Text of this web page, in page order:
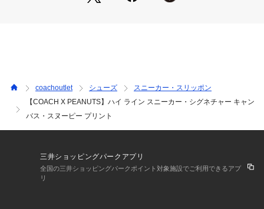
※総柄の柄の出方は、画像と若干異なることがございます。
メンズ サイズ目安
7：25cm相当／7.5：25.5cm相当／8：26cm相当／8.5：26.5
cm相当／9：27cm相当／9.5：27.5cm相当／10：28cm相当
※デザインによって異なる場合がございます。
【COACHについて】コーチは80年以上の歴史を誇るライフス
タイルブランドです。ジェンダーレスに使えるデザインも豊富
に揃えており、バッグ、財布、革小物、シューズ、ウェア、な
coachoutlet シューズ
スニーカー・スリッポン
【COACH X PEANUTS】ハイ ライン スニーカー・シグネチャー キャン
バス・スヌーピー プリント
三井ショッピングパークアプリ
全国の三井ショッピングパークポイント対象施設でご利用できるアプ
リ